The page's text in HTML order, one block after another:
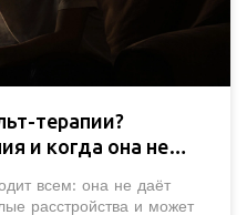
терапии?
и когда она не
всем: она не даёт
расстройства и может